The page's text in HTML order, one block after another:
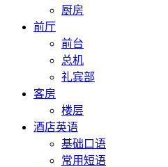
厨房
前厅
前台
总机
礼宾部
客房
楼层
酒店英语
基础口语
常用短语